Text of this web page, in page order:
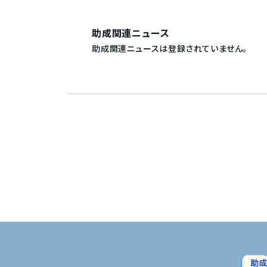
助成関連ニュース
助成関連ニュースは登録されていません。